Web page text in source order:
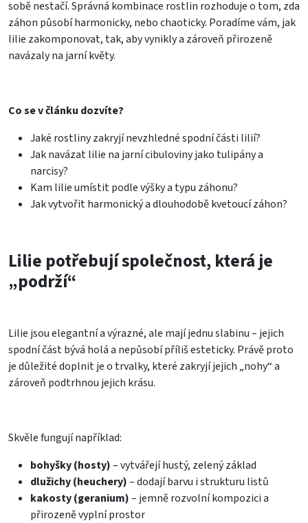
sobě nestačí. Správná kombinace rostlin rozhoduje o tom, zda
záhon působí harmonicky, nebo chaoticky. Poradíme vám, jak
lilie zakomponovat, tak, aby vynikly a zároveň přirozeně
navázaly na jarní květy.
Co se v článku dozvíte?
Jaké rostliny zakryjí nevzhledné spodní části lilií?
Jak navázat lilie na jarní cibuloviny jako tulipány a
narcisy?
Kam lilie umístit podle výšky a typu záhonu?
Jak vytvořit harmonický a dlouhodobě kvetoucí záhon?
Lilie potřebují společnost, která je
„podrží“
Lilie jsou elegantní a výrazné, ale mají jednu slabinu – jejich
spodní část bývá holá a nepůsobí příliš esteticky. Právě proto
je důležité doplnit je o trvalky, které zakryjí jejich „nohy“ a
zároveň podtrhnou jejich krásu.
Skvěle fungují například:
bohyšky (hosty)– vytvářejí hustý, zelený základ
dlužichy (heuchery)– dodají barvu i strukturu listů
kakosty (geranium)– jemně rozvolní kompozici a
přirozeně vyplní prostor